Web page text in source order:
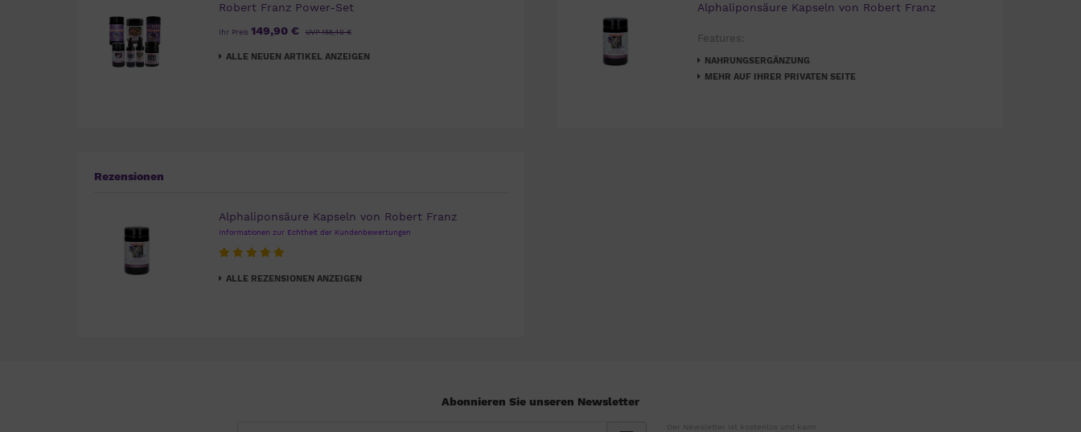
Robert Franz Power-Set
Ihr Preis 149,90 € UVP 155,40 €
ALLE NEUEN ARTIKEL ANZEIGEN
Alphaliponsäure Kapseln von Robert Franz
Features:
NAHRUNGSERGÄNZUNG
MEHR AUF IHRER PRIVATEN SEITE
Rezensionen
Alphaliponsäure Kapseln von Robert Franz
Informationen zur Echtheit der Kundenbewertungen
ALLE REZENSIONEN ANZEIGEN
Abonnieren Sie unseren Newsletter
Der Newsletter ist kostenlos und kann